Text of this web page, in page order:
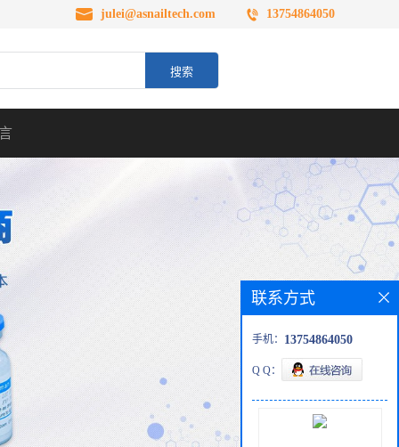
julei@asnailtech.com 13754864050
联系方式
手机： 13754864050
Q Q：